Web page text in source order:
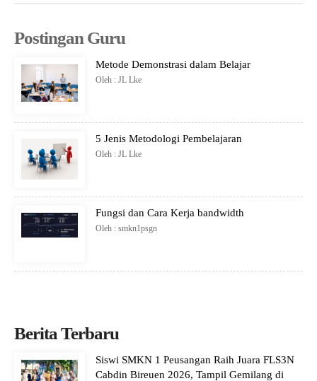
Postingan Guru
Metode Demonstrasi dalam Belajar
Oleh : JL Lke
5 Jenis Metodologi Pembelajaran
Oleh : JL Lke
Fungsi dan Cara Kerja bandwidth
Oleh : smkn1psgn
Berita Terbaru
Siswi SMKN 1 Peusangan Raih Juara FLS3N
Cabdin Bireuen 2026, Tampil Gemilang di